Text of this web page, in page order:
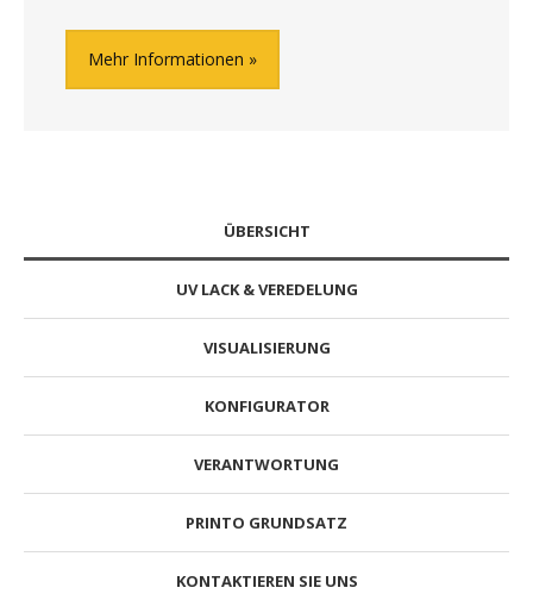
Mehr Informationen
ÜBERSICHT
UV LACK & VEREDELUNG
VISUALISIERUNG
KONFIGURATOR
VERANTWORTUNG
PRINTO GRUNDSATZ
KONTAKTIEREN SIE UNS